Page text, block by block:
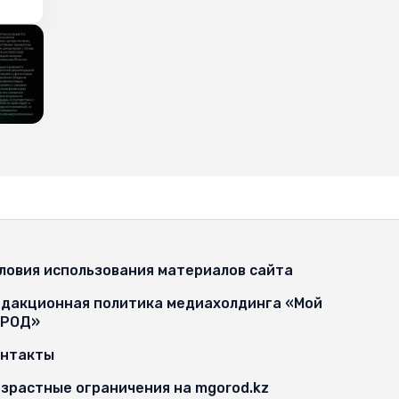
использования материалов сайта
политика медиахолдинга «Мой
ограничения на mgorod.kz